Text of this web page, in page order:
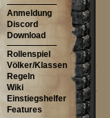
Anmeldung
Discord
Download
Rollenspiel
Völker/Klassen
Regeln
Wiki
Einstiegshelfer
Features